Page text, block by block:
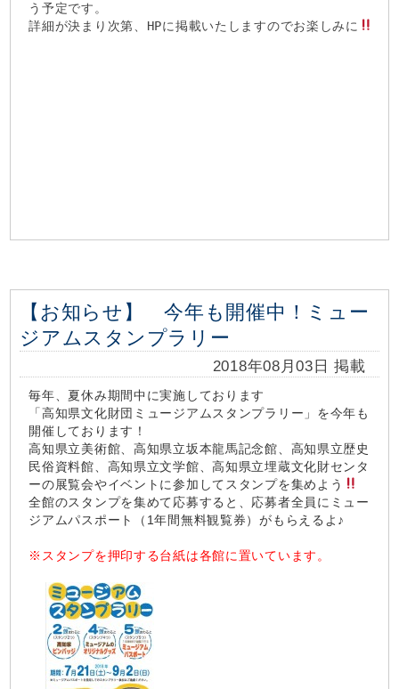
う予定です。
詳細が決まり次第、HPに掲載いたしますのでお楽しみに
【お知らせ】 今年も開催中！ミュー
ジアムスタンプラリー
2018年08月03日 掲載
毎年、夏休み期間中に実施しております
「高知県文化財団ミュージアムスタンプラリー」を今年も
開催しております！
高知県立美術館、高知県立坂本龍馬記念館、高知県立歴史
民俗資料館、高知県立文学館、高知県立埋蔵文化財センタ
ーの展覧会やイベントに参加してスタンプを集めよう
全館のスタンプを集めて応募すると、応募者全員にミュー
ジアムパスポート（1年間無料観覧券）がもらえるよ♪
※スタンプを押印する台紙は各館に置いています。